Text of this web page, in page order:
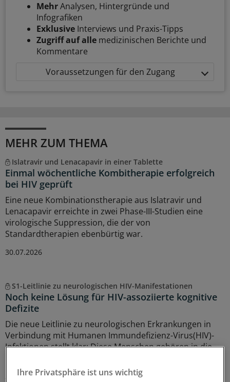
MehrAnalysen, Hintergründe und
Infografiken
Exklusive Interviews und Praxis-Tipps
Zugriff auf alle medizinischen Berichte und
Kommentare
Voraussetzungen für den Zugang
MEHR ZUM THEMA
Islatravir und Lenacapavir in einer Tablette
Einmal wöchentliche Kombitherapie erfolgreich
bei HIV geprüft
Eine neue Kombinationstherapie aus Islatravir und
Lenacapavir erreichte in zwei Phase-III-Studien eine
virologische Suppression, die der von
Standardtherapien ebenbürtig war.
30.07.2026
S1-Leitlinie zu neurologischen HIV-Manifestationen
Noch keine Lösung für HIV-assoziierte kognitive
Defizite
Die neue Leitlinie zu neurologischen Erkrankungen in
Verbindung mit Humanen Immundefizienz-Virus(HIV)-
Infektionen stellt klar: Diese Menschen gehören in die
27.07.2026
Ihre Privatsphäre ist uns wichtig